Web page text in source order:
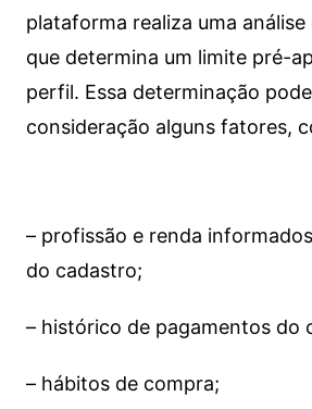
plataforma realiza uma
que determina um limite pré-
perfil. Essa determinação
consideração alguns fatores,
– profissão e renda
do cadastro;
– histórico de pagamentos do
– hábitos de compra;